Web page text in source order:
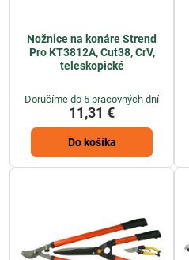
Nožnice na konáre Strend
Pro KT3812A, Cut38, CrV,
teleskopické
Doručíme do 5 pracovných dní
11,31 €
Do košíka